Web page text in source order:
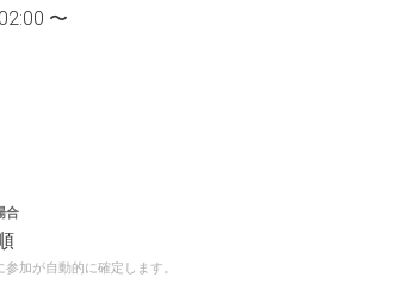
〜
合
加が自動的に確定します。